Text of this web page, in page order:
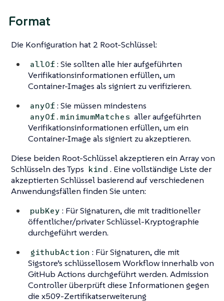
Format
Die Konfiguration hat 2 Root-Schlüssel:
allOf : Sie sollten alle hier aufgeführten
Verifikationsinformationen erfüllen, um
Container-Images als signiert zu verifizieren.
anyOf : Sie müssen mindestens
anyOf.minimumMatches aller aufgeführten
Verifikationsinformationen erfüllen, um ein
Container-Image als signiert zu akzeptieren.
Diese beiden Root-Schlüssel akzeptieren ein Array von
Schlüsseln des Typs kind . Eine vollständige Liste der
akzeptierten Schlüssel basierend auf verschiedenen
Anwendungsfällen finden Sie unten:
pubKey : Für Signaturen, die mit traditioneller
öffentlicher/privater Schlüssel-Kryptographie
durchgeführt werden.
githubAction : Für Signaturen, die mit
Sigstore’s schlüssellosem Workflow innerhalb von
GitHub Actions durchgeführt werden. Admission
Controller überprüft diese Informationen gegen
die x509-Zertifikatserweiterung